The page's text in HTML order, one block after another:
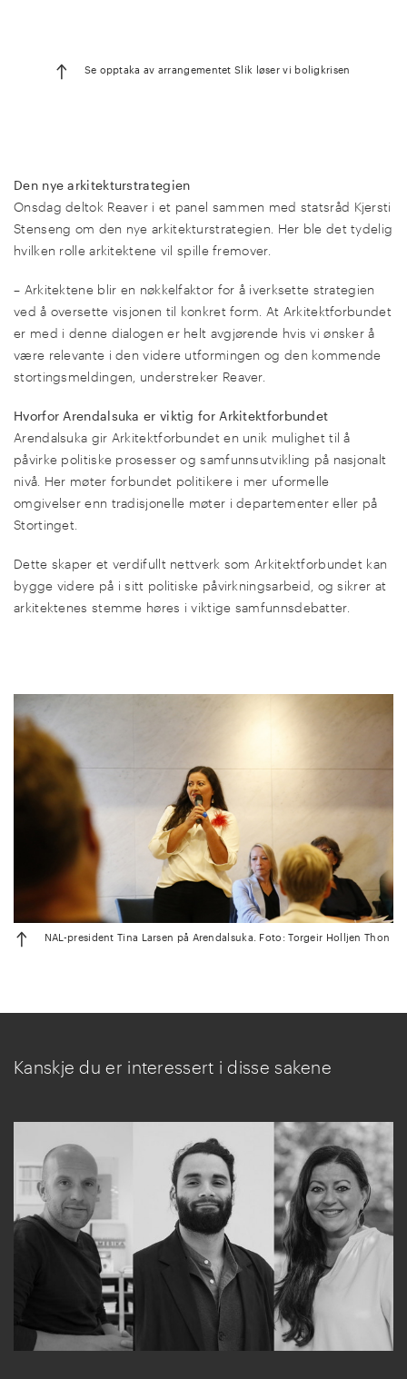
Se opptaka av arrangementet Slik løser vi boligkrisen
Den nye arkitekturstrategien
Onsdag deltok Reaver i et panel sammen med statsråd Kjersti
Stenseng om den nye arkitekturstrategien. Her ble det tydelig
hvilken rolle arkitektene vil spille fremover.
– Arkitektene blir en nøkkelfaktor for å iverksette strategien
ved å oversette visjonen til konkret form. At Arkitektforbundet
er med i denne dialogen er helt avgjørende hvis vi ønsker å
være relevante i den videre utformingen og den kommende
stortingsmeldingen, understreker Reaver.
Hvorfor Arendalsuka er viktig for Arkitektforbundet
Arendalsuka gir Arkitektforbundet en unik mulighet til å
påvirke politiske prosesser og samfunnsutvikling på nasjonalt
nivå. Her møter forbundet politikere i mer uformelle
omgivelser enn tradisjonelle møter i departementer eller på
Stortinget.
Dette skaper et verdifullt nettverk som Arkitektforbundet kan
bygge videre på i sitt politiske påvirkningsarbeid, og sikrer at
arkitektenes stemme høres i viktige samfunnsdebatter.
NAL-president Tina Larsen på Arendalsuka. Foto: Torgeir Holljen Thon
Kanskje du er interessert i disse sakene